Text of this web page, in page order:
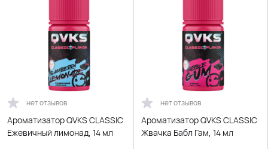
нет отзывов
Ароматизатор QVKS CLASSIC
Ежевичный лимонад, 14 мл
нет отзывов
Ароматизатор QVKS CLASSIC
Жвачка Бабл Гам, 14 мл